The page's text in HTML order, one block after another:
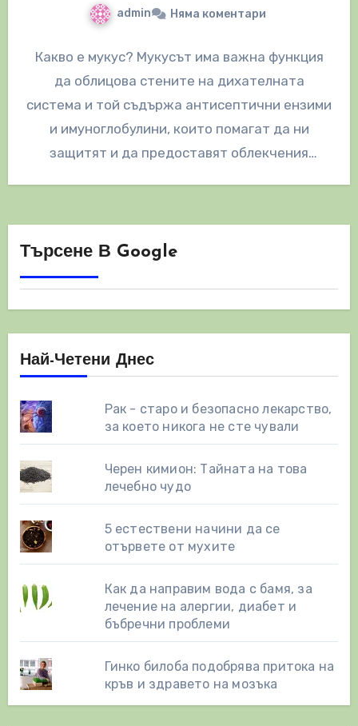
admin Няма коментари
Какво е мукус? Мукусът има важна функция
да облицова стените на дихателната
система и той съдържа антисептични ензими
и имуноглобулини, които помагат да ни
защитят и да предоставят облекчения
Търсене В Google
Най-Четени Днес
Рак - старо и безопасно лекарство,
за което никога не сте чували
Черен кимион: Тайната на това
лечебно чудо
5 естествени начини да се
отървете от мухите
Как да направим вода с бамя, за
лечение на алергии, диабет и
бъбречни проблеми
Гинко билоба подобрява притока на
кръв и здравето на мозъка